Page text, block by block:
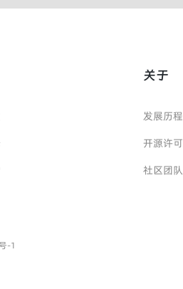
关于
发展历程
开源许可
社区团队
-1